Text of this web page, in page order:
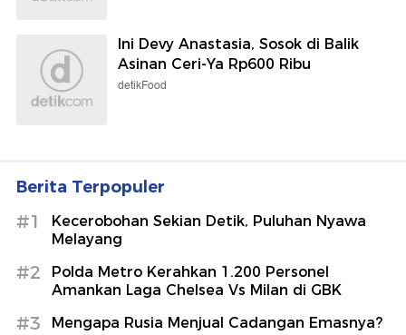
Ini Devy Anastasia, Sosok di Balik
Asinan Ceri-Ya Rp600 Ribu
detikFood
Berita Terpopuler
#1
Kecerobohan Sekian Detik, Puluhan Nyawa
Melayang
#2
Polda Metro Kerahkan 1.200 Personel
Amankan Laga Chelsea Vs Milan di GBK
#3 Mengapa Rusia Menjual Cadangan Emasnya?